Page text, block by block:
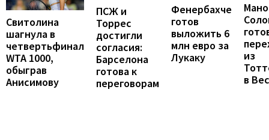
Свитолина
шагнула в
четвертьфинал
WTA 1000,
обыграв
Анисимову
ПСЖ и
Торрес
достигли
согласия:
Барселона
готова к
переговорам
Фенербахче
готов
выложить 6
млн евро за
Лукаку
из
в